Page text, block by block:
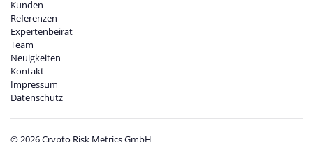
Kunden
Referenzen
Expertenbeirat
Team
Neuigkeiten
Kontakt
Impressum
Datenschutz
© 2026Crypto Risk Metrics GmbH